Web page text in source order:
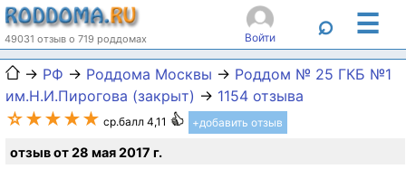
49031 отзыв о 719 роддомах Войти ⌕ ☰
→ РФ → Роддома Москвы → Роддом № 25 ГКБ №1
им.Н.И.Пирогова (закрыт) → 1154 отзыва
☆★★★★ ср.балл 4,11 +добавить отзыв
отзыв от 28 мая 2017 г.